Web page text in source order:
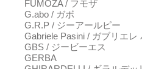
FUMOZA / フモザ
G.abo / ガボ
G.R.P / ジーアールピー
Gabriele Pasini / ガブリエレ
GBS / ジービーエス
GERBA